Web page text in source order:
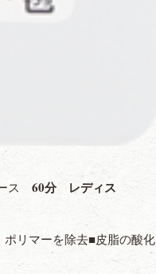
ス 60分 レディス
リマーを除去■皮脂の酸化